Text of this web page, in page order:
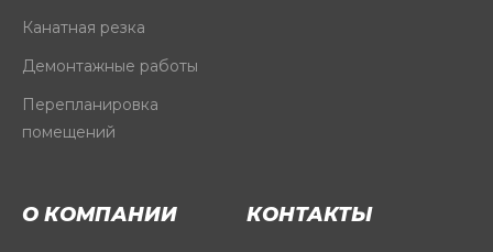
Канатная резка
Демонтажные работы
Перепланировка
помещений
О КОМПАНИИ КОНТАКТЫ